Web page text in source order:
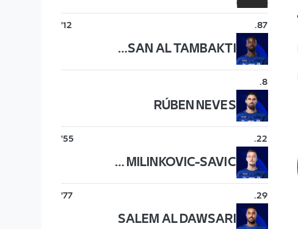
87
.
12'
HASSAN AL TAMBAKTI
8
.
RÚBEN NEVES
22
.
55'
SERGEJ MILINKOVIC-SAVIC
29
.
77'
SALEM AL DAWSARI